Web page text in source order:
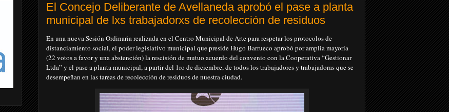
El Concejo Deliberante de Avellaneda aprobó el pase a planta
municipal de lxs trabajadorxs de recolección de residuos
En una nueva Sesión Ordinaria realizada en el Centro Municipal de Arte para respetar los protocolos de
distanciamiento social, el poder legislativo municipal que preside Hugo Barrueco aprobó por amplia mayoría
(22 votos a favor y una abstención) la rescisión de mutuo acuerdo del convenio con la Cooperativa “Gestionar
Ltda” y el pase a planta municipal, a partir del 1ro de diciembre, de todos los trabajadores y trabajadoras que se
desempeñan en las tareas de recolección de residuos de nuestra ciudad.